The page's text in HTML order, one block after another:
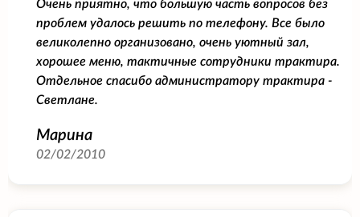
Очень приятно, что большую часть вопросов без
проблем удалось решить по телефону. Все было
великолепно организовано, очень уютный зал,
хорошее меню, тактичные сотрудники трактира.
Отдельное спасибо администратору трактира -
Светлане.
Марина
02/02/2010